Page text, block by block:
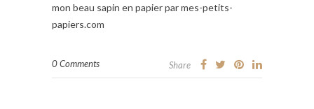
mon beau sapin en papier par mes-petits-
papiers.com
0 Comments Share